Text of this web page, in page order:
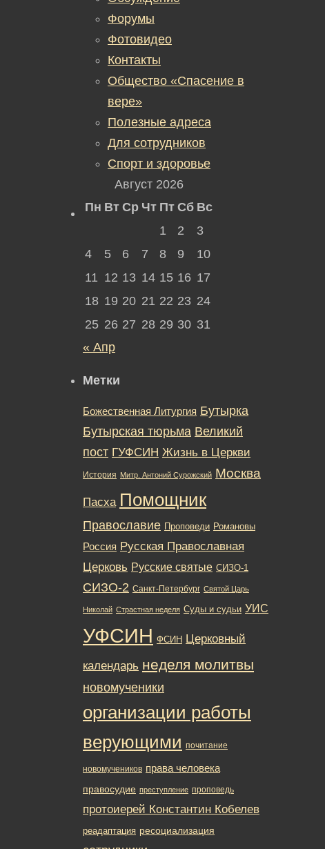
Форумы
Фотовидео
Контакты
Общество «Спасение в
вере»
Полезные адреса
Для сотрудников
Спорт и здоровье
Август 2026
Пн Вт Ср Чт Пт Сб Вс
1
2
3
4
5 6 7 8 9
10
11 12 13 14 15 16 17
18 19 20 21 22 23 24
25 26 27 28 29 30 31
« Апр
Метки
Божественная Литургия Бутырка
Бутырская тюрьма Великий
пост ГУФСИН Жизнь в Церкви
История Митр. Антоний Сурожский Москва
Пасха Помощник
Православие Проповеди Романовы
Россия Русская Православная
Церковь Русские святые СИЗО-1
СИЗО-2 Санкт-Петербург Святой Царь
Николай Страстная неделя Суды и судьи УИС
УФСИН ФСИН Церковный
календарь неделя молитвы
новомученики
организации работы
верующими почитание
новомучеников права человека
правосудие преступление проповедь
протоиерей Константин Кобелев
реадаптация ресоциализация